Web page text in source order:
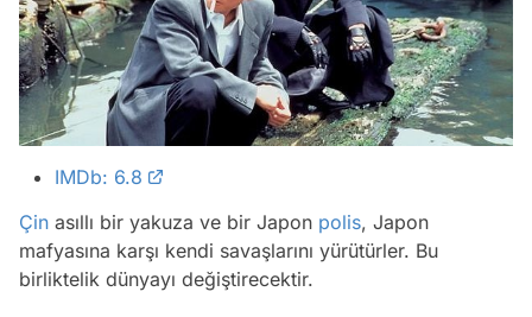
IMDb: 6.8
Çin asıllı bir yakuza ve bir Japon polis, Japon
mafyasına karşı kendi savaşlarını yürütürler. Bu
birliktelik dünyayı değiştirecektir.